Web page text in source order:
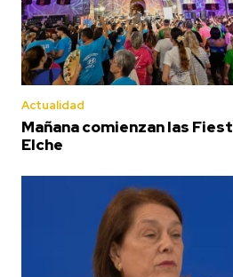
Actualidad
Mañana comienzan las
Elche